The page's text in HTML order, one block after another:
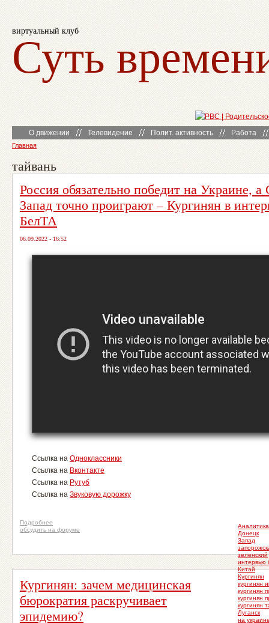
виртуальный клуб
Суть
О движении Телевидение Полит. активность Работа
Главная
тайвань
Россия обязательно победит на Украине,
Запад точно проиграют – Кургинян в
БелТА
06.09.2022 - 16:52
Ссылка на Одноклассники
Ссылка на Вконтакте
Ссылка на Рутуб
Ссылка на Звуковую дорожку
Аналитика
Донецк
Запад
зеленский
интервью
Китай
Кургинян
кургинян
кургинян
кургинян
кургинян
Луганск
на
Подробнее
обсудить на форуме
Кургинян: зачем медицинская
бюрократия раскручивает
эпидемию?